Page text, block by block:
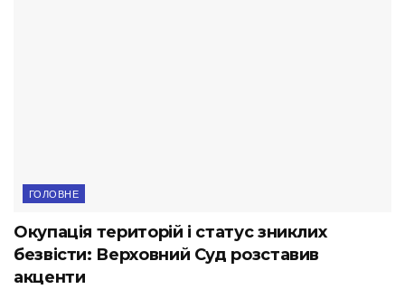
ГОЛОВНЕ
Окупація територій і статус зниклих
безвісти: Верховний Суд розставив
акценти